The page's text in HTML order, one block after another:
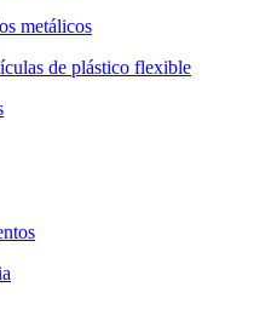
metálicos
de plástico flexible